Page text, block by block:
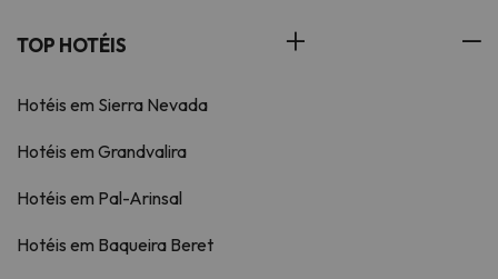
TOP HOTÉIS
Hotéis em Sierra Nevada
Hotéis em Grandvalira
Hotéis em Pal-Arinsal
Hotéis em Baqueira Beret